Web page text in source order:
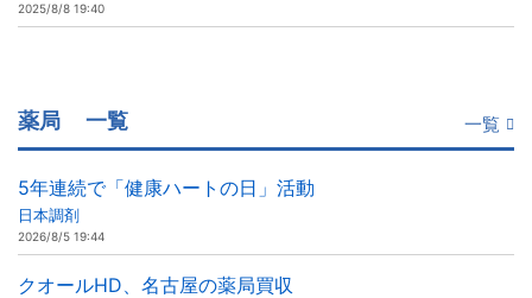
2025/8/8 19:40
薬局 一覧 一覧
5年連続で「健康ハートの日」活動
日本調剤
2026/8/5 19:44
クオールHD、名古屋の薬局買収